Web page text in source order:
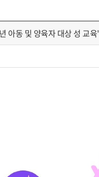
아동 및 양육자 대상 성 교육'